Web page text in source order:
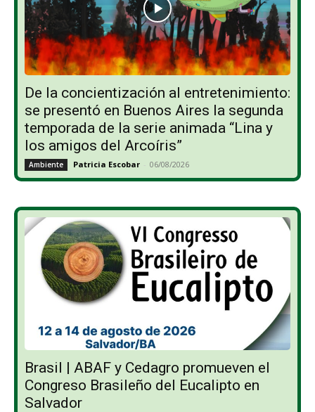
De la concientización al entretenimiento:
se presentó en Buenos Aires la segunda
temporada de la serie animada “Lina y
los amigos del Arcoíris”
Ambiente Patricia Escobar - 06/08/2026
Brasil | ABAF y Cedagro promueven el
Congreso Brasileño del Eucalipto en
Salvador